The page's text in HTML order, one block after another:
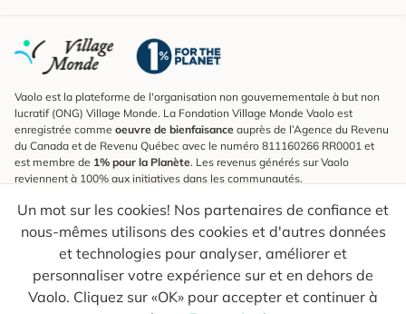
Un mot sur les cookies! Nos partenaires de confiance et
nous-mêmes utilisons des cookies et d'autres données
et technologies pour analyser, améliorer et
personnaliser votre expérience sur et en dehors de
Vaolo. Cliquez sur «OK» pour accepter et continuer à
Vaolo est la plateforme de l'organisation non gouvernementale à but non
lucratif (ONG) Village Monde. La Fondation Village Monde Vaolo est
enregistrée comme oeuvre de bienfaisance auprès de l’Agence du Revenu
du Canada et de Revenu Québec avec le numéro 811160266 RR0001 et
est membre de 1% pour la Planète. Les revenus générés sur Vaolo
reviennent à 100% aux initiatives dans les communautés.
S'inscrire à l'infolettre
Pour connaître les nouveautés, suivre nos explorateurs et recevoir des
astuces pour des voyages plus conscients.
Ton courriel Envoyer